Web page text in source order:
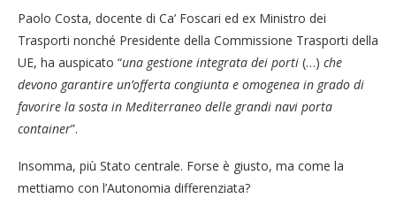
Paolo Costa, docente di Ca’ Foscari ed ex Ministro dei
Trasporti nonché Presidente della Commissione Trasporti della
UE, ha auspicato “una gestione integrata dei porti (…) che
devono garantire un’offerta congiunta e omogenea in grado di
favorire la sosta in Mediterraneo delle grandi navi porta
container”.
Insomma, più Stato centrale. Forse è giusto, ma come la
mettiamo con l’Autonomia differenziata?